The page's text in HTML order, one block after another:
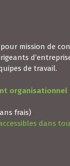
du
pour mission de
de travail.
organisationnel